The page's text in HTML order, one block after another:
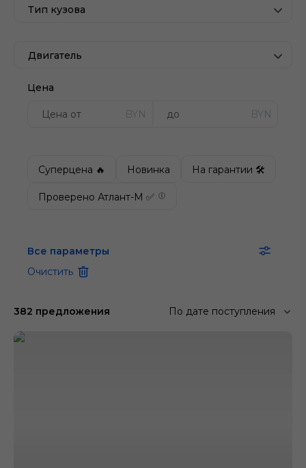
Тип кузова
Двигатель
Цена
BYN BYN
Суперцена 🔥 Новинка На гарантии 🛠
Проверено Атлант-М ✅
Все параметры
Очистить
382 предложения По дате поступления